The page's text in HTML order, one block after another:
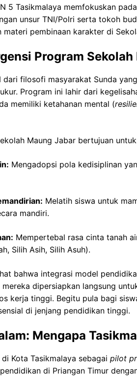
5 Tasikmalaya memfokuskan
unsur TNI/Polri serta tokoh
materi pembinaan karakter di
Program
dari filosofi masyarakat Sunda
Program ini lahir dari
memiliki ketahanan mental (
Maung Jabar bertujuan
Mengadopsi pola kedisiplinan
Melatih siswa untuk
mandiri.
Mempertebal rasa cinta tanah
Silih Asih, Silih Asuh).
bahwa integrasi model
mereka dipersiapkan langsung
kerja tinggi. Begitu pula bagi
di jenjang pendidikan tinggi.
Mengapa
Kota Tasikmalaya sebagai pilot
di Priangan Timur